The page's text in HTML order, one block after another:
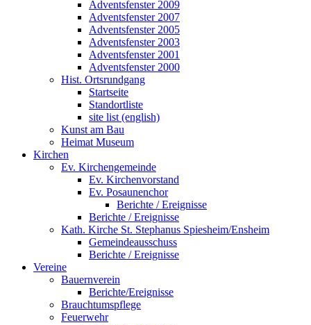
Adventsfenster 2009
Adventsfenster 2007
Adventsfenster 2005
Adventsfenster 2003
Adventsfenster 2001
Adventsfenster 2000
Hist. Ortsrundgang
Startseite
Standortliste
site list (english)
Kunst am Bau
Heimat Museum
Kirchen
Ev. Kirchengemeinde
Ev. Kirchenvorstand
Ev. Posaunenchor
Berichte / Ereignisse
Berichte / Ereignisse
Kath. Kirche St. Stephanus Spiesheim/Ensheim
Gemeindeausschuss
Berichte / Ereignisse
Vereine
Bauernverein
Berichte/Ereignisse
Brauchtumspflege
Feuerwehr